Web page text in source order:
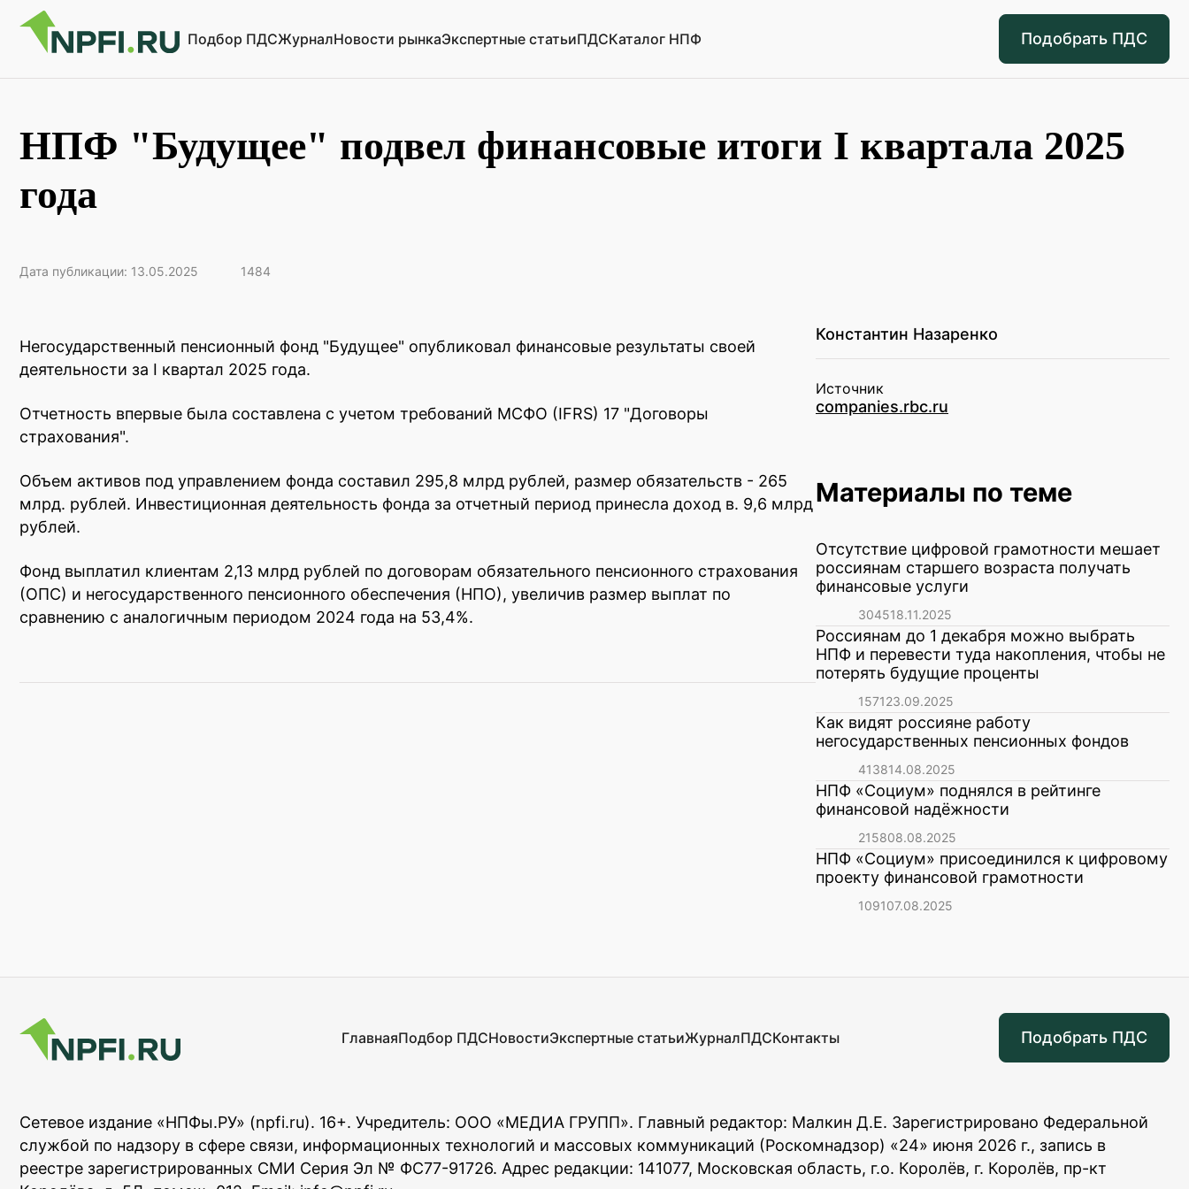
Подбор ПДСЖурналНовости рынкаЭкспертные статьиПДСКаталог НПФ Подобрать ПДС
НПФ "Будущее" подвел финансовые итоги I квартала 2025
года
Дата публикации: 13.05.2025 1484
Негосударственный пенсионный фонд "Будущее" опубликовал финансовые результаты своей
деятельности за I квартал 2025 года.
Отчетность впервые была составлена с учетом требований МСФО (IFRS) 17 "Договоры
страхования".
Объем активов под управлением фонда составил 295,8 млрд рублей, размер обязательств - 265
млрд. рублей. Инвестиционная деятельность фонда за отчетный период принесла доход в. 9,6 млрд
рублей.
Фонд выплатил клиентам 2,13 млрд рублей по договорам обязательного пенсионного страхования
(ОПС) и негосударственного пенсионного обеспечения (НПО), увеличив размер выплат по
сравнению с аналогичным периодом 2024 года на 53,4%.
Константин Назаренко
Источник
companies.rbc.ru
Материалы по теме
Отсутствие цифровой грамотности мешает
россиянам старшего возраста получать
финансовые услуги
304518.11.2025
Россиянам до 1 декабря можно выбрать
НПФ и перевести туда накопления, чтобы не
потерять будущие проценты
157123.09.2025
Как видят россияне работу
негосударственных пенсионных фондов
413814.08.2025
НПФ «Социум» поднялся в рейтинге
финансовой надёжности
215808.08.2025
НПФ «Социум» присоединился к цифровому
проекту финансовой грамотности
109107.08.2025
ГлавнаяПодбор ПДСНовостиЭкспертные статьиЖурналПДСКонтакты Подобрать ПДС
Сетевое издание «НПФы.РУ» (npfi.ru). 16+. Учредитель: ООО «МЕДИА ГРУПП». Главный редактор: Малкин Д.Е. Зарегистрировано Федеральной
службой по надзору в сфере связи, информационных технологий и массовых коммуникаций (Роскомнадзор) «24» июня 2026 г., запись в
реестре зарегистрированных СМИ Серия Эл № ФС77-91726. Адрес редакции: 141077, Московская область, г.о. Королёв, г. Королёв, пр-кт